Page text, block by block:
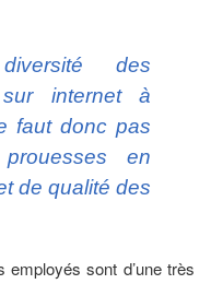
des
internet à
faut donc pas
en
de qualité des
sont d’une très